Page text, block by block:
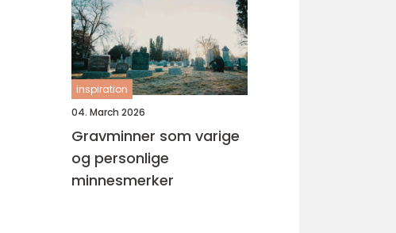
inspiration
04. March 2026
Gravminner som varige
og personlige
minnesmerker